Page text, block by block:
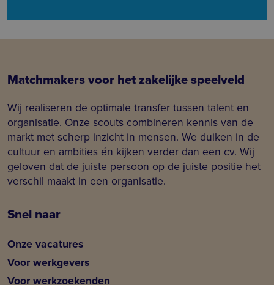
Matchmakers voor het zakelijke speelveld
Wij realiseren de optimale transfer tussen talent en
organisatie. Onze scouts combineren kennis van de
markt met scherp inzicht in mensen. We duiken in de
cultuur en ambities én kijken verder dan een cv. Wij
geloven dat de juiste persoon op de juiste positie het
verschil maakt in een organisatie.
Snel naar
Onze vacatures
Voor werkgevers
Voor werkzoekenden